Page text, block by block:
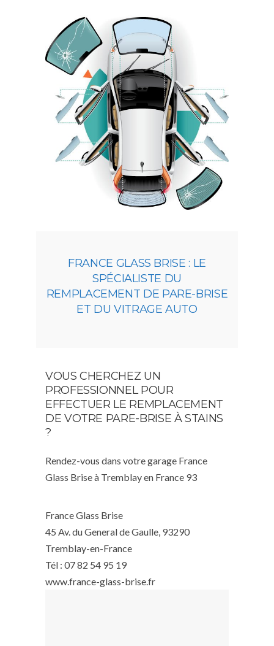
FRANCE GLASS BRISE : LE
SPÉCIALISTE DU
REMPLACEMENT DE PARE-BRISE
ET DU VITRAGE AUTO
VOUS CHERCHEZ UN
PROFESSIONNEL POUR
EFFECTUER LE REMPLACEMENT
DE VOTRE PARE-BRISE À STAINS
?
Rendez-vous dans votre garage France
Glass Brise à Tremblay en France 93
France Glass Brise
45 Av. du General de Gaulle, 93290
Tremblay-en-France
Tél : 07 82 54 95 19
www.france-glass-brise.fr